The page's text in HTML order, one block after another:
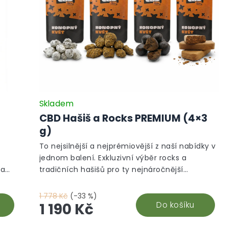
CBD Hašiš a Rocks PREMIUM (4×3
g)
Skladem
1 778 Kč (-33 %)
1 190 Kč Do košíku
To nejsilnější a nejprémiovější z naší nabídky v
jednom balení. Exkluzivní výběr rocks a
tradičních hašišů pro ty nejnáročnější